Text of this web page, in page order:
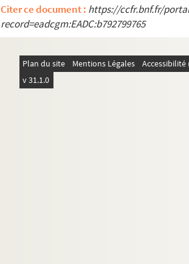
Citer ce document : https://ccfr.bnf.fr/
record=eadcgm:EADC:b792799765
Plan du site Mentions Légales
v 31.1.0